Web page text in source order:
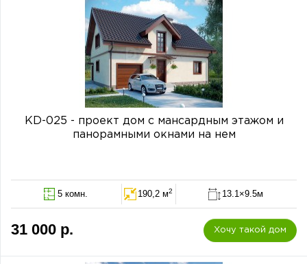
KD-025 - проект дом с мансардным этажом и
панорамными окнами на нем
5 комн. 190,2 м2 13.1×9.5м
31 000 р. Хочу такой дом